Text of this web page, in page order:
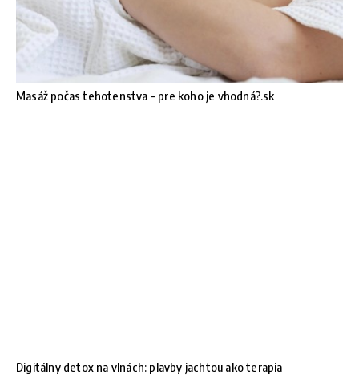
Masáž počas tehotenstva – pre koho je vhodná?.sk
Digitálny detox na vlnách: plavby jachtou ako terapia